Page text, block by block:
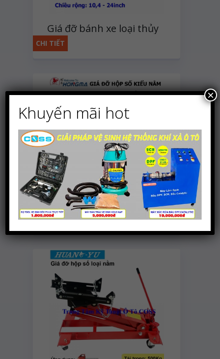
Giá đỡ bánh xe loại thủy
lực
CHI TIẾT
Giá đỡ hạ hộp số xe tải
kiểu nằm 1 tấn
CHI TIẾT
Khuyến mãi hot
×